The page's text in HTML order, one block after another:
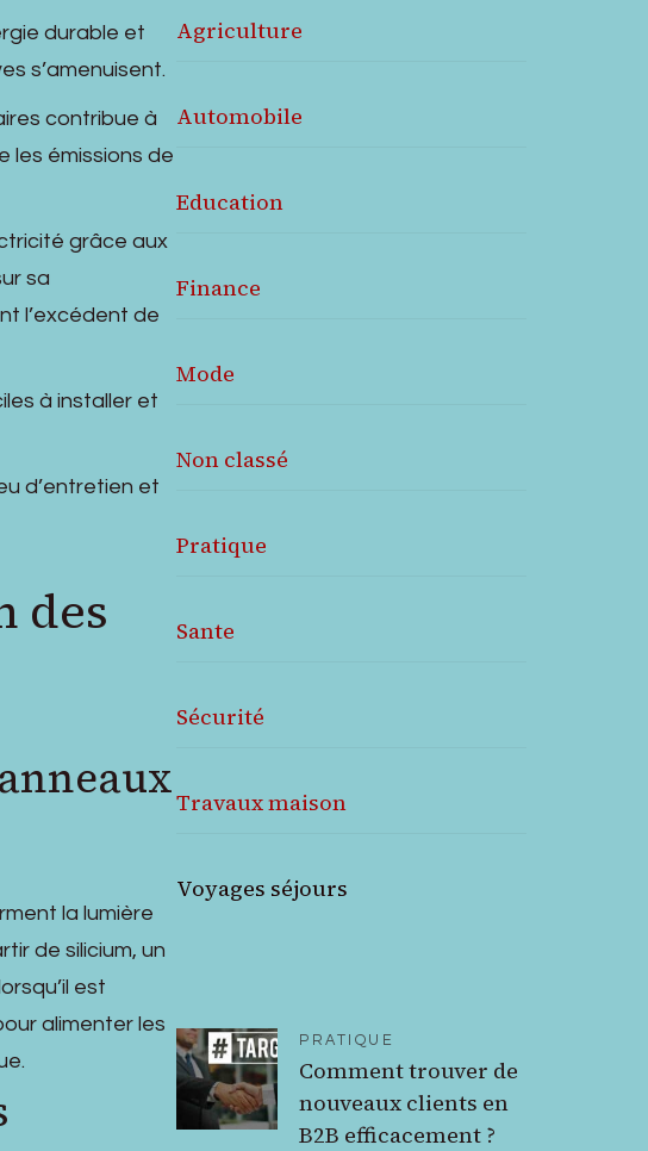
durable et
s’amenuisent.
contribue à
les émissions de
grâce aux
sa
l’excédent de
à installer et
d’entretien et
des
la lumière
de silicium, un
est
alimenter les
Agriculture
Automobile
Education
Finance
Mode
Non classé
Pratique
Sante
Sécurité
Travaux maison
Voyages séjours
PRATIQUE
Comment trouver de
nouveaux clients en
B2B efficacement ?